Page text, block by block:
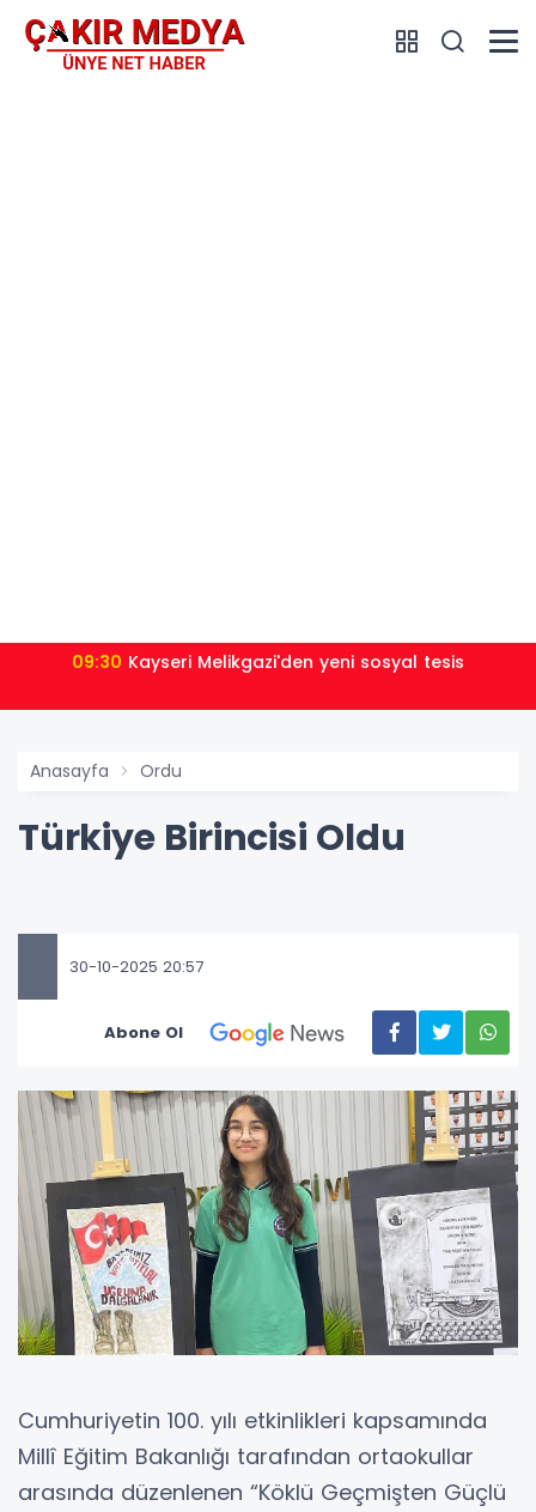
09:30 Kayseri Melikgazi'den yeni sosyal tesis
Anasayfa Ordu
Türkiye Birincisi Oldu
30-10-2025 20:57
Abone Ol
Cumhuriyetin 100. yılı etkinlikleri kapsamında
Millî Eğitim Bakanlığı tarafından ortaokullar
arasında düzenlenen “Köklü Geçmişten Güçlü